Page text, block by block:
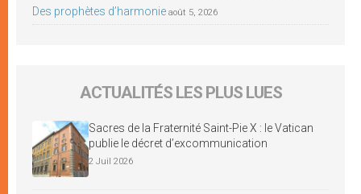
Des prophètes d’harmonie août 5, 2026
ACTUALITÉS LES PLUS LUES
Sacres de la Fraternité Saint-Pie X : le Vatican
publie le décret d’excommunication
2 Juil 2026